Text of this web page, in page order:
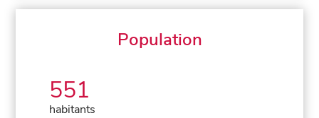
Population
551
habitants